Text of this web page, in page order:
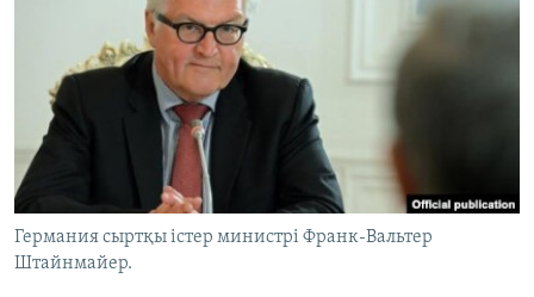
Русский
ЖАЗЫЛЫҢЫЗ
Басқа тілдерде
Германия сыртқы істер министрі Франк-Вальтер
Штайнмайер.